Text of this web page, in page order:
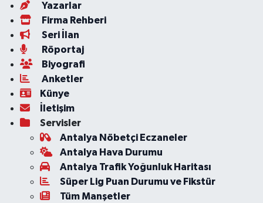
Yazarlar
Firma Rehberi
Seri İlan
Röportaj
Biyografi
Anketler
Künye
İletişim
Servisler
Antalya Nöbetçi Eczaneler
Antalya Hava Durumu
Antalya Trafik Yoğunluk Haritası
Süper Lig Puan Durumu ve Fikstür
Tüm Manşetler